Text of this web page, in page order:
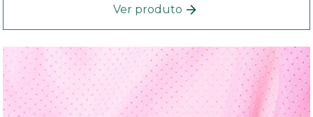
Ver produto